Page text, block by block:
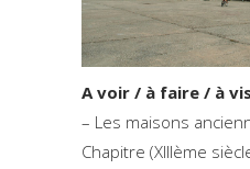
A voir / à faire / à
– Les maisons
Chapitre (XIIIème